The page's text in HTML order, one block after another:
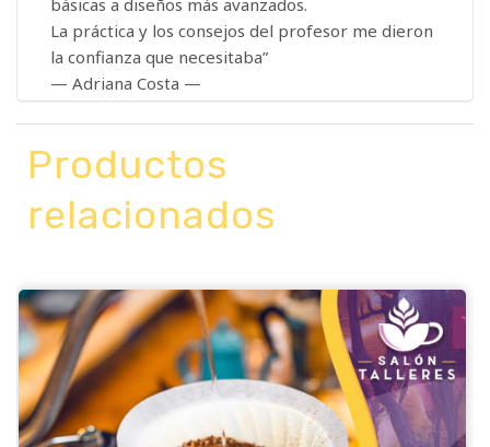
La práctica y los consejos del profesor me dieron
la confianza que necesitaba”
— Adriana Costa —
Productos
relacionados